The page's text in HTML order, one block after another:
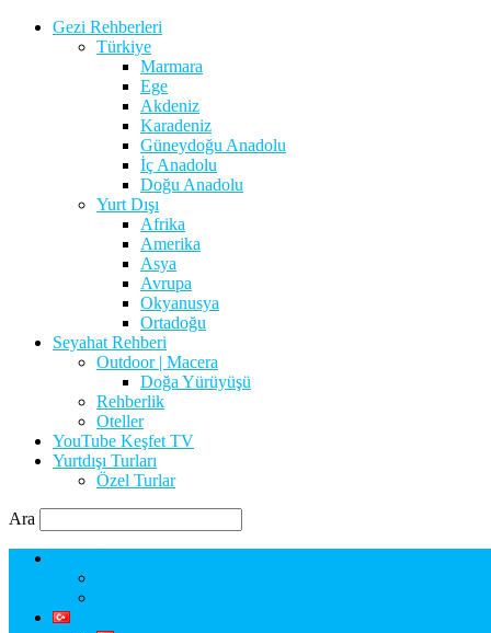
Gezi Rehberleri
Türkiye
Marmara
Ege
Akdeniz
Karadeniz
Güneydoğu Anadolu
İç Anadolu
Doğu Anadolu
Yurt Dışı
Afrika
Amerika
Asya
Avrupa
Okyanusya
Ortadoğu
Seyahat Rehberi
Outdoor | Macera
Doğa Yürüyüşü
Rehberlik
Oteller
YouTube Keşfet TV
Yurtdışı Turları
Özel Turlar
Ara